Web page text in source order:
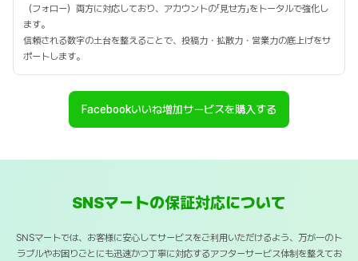
（フォロー）両方に対応しており、アカウントの「見せ方」をトータルで強化し
ます。
信頼される数字の土台を整えることで、投稿力・拡散力・営業力の底上げをサ
ポートします。
Facebookいいね増加サービスを購入する
SNSマートの保証対応について
SNSマートでは、お客様に安心してサービスをご利用いただけるよう、万が一のト
ラブルやお困りごとにも迅速かつ丁寧に対応するアフターサービス体制を整えてお